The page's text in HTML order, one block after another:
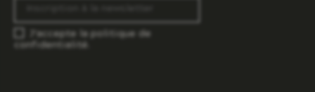
J’accepte la politique de
confidentialité.